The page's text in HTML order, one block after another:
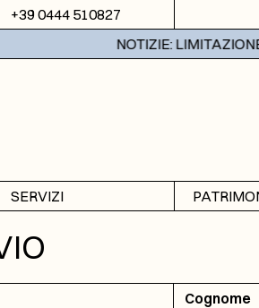
+39 0444 510827
NOTIZIE: LIMITAZIONE
SERVIZI
Ricerche
Fotoriproduzione
Cognome